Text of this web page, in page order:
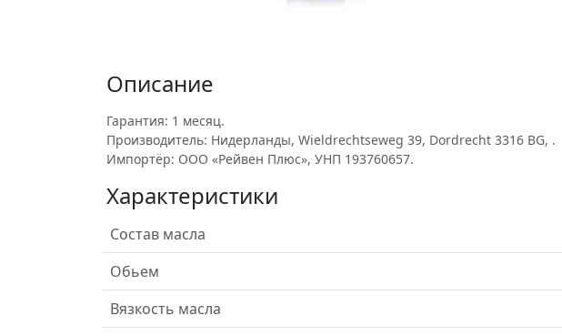
Описание
Гарантия: 1 месяц.
Производитель: Нидерланды, Wieldrechtseweg 39, Dordrecht 3316 BG, .
Импортёр: ООО «Рейвен Плюс», УНП 193760657.
Характеристики
Состав масла
Обьем
Вязкость масла